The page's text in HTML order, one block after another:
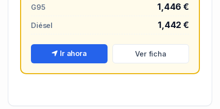
G95 1,446 €
Diésel 1,442 €
Ir ahora Ver ficha